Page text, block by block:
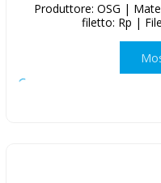
Produttore: OSG |
filetto: Rp |